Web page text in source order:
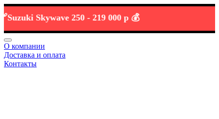
Skywave 250 -219 000 р 💰
О компании
Доставка и оплата
Контакты